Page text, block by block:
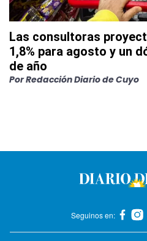
Las consultoras
1,8% para agosto y un
de año
PorRedacción Diario de Cuyo
Seguinos en: